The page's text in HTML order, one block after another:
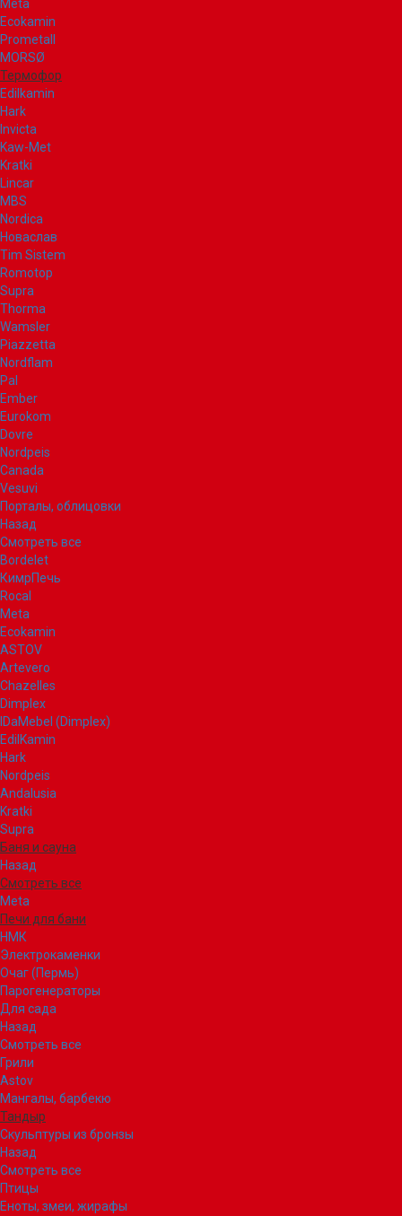
Meta
Ecokamin
Prometall
MORSØ
Термофор
Edilkamin
Hark
Invicta
Kaw-Met
Kratki
Lincar
MBS
Nordica
Новаслав
Tim Sistem
Romotop
Supra
Thorma
Wamsler
Piazzetta
Nordflam
Pal
Ember
Eurokom
Dovre
Nordpeis
Canada
Vesuvi
Порталы, облицовки
Назад
Смотреть все
Bordelet
КимрПечь
Rocal
Meta
Ecokamin
ASTOV
Artevero
Chazelles
Dimplex
IDaMebel (Dimplex)
EdilKamin
Hark
Nordpeis
Andalusia
Kratki
Supra
Баня и сауна
Назад
Смотреть все
Meta
Печи для бани
НМК
Электрокаменки
Очаг (Пермь)
Парогенераторы
Для сада
Назад
Смотреть все
Грили
Astov
Мангалы, барбекю
Тандыр
Скульптуры из бронзы
Назад
Смотреть все
Птицы
Еноты, змеи, жирафы